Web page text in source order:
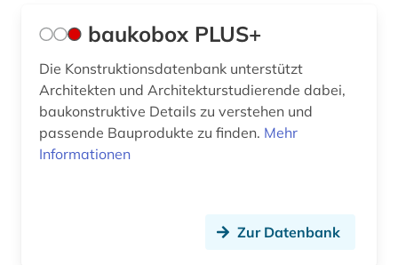
baukobox PLUS+
Die Konstruktionsdatenbank unterstützt
Architekten und Architekturstudierende dabei,
baukonstruktive Details zu verstehen und
passende Bauprodukte zu finden. Mehr
Informationen
Zur Datenbank